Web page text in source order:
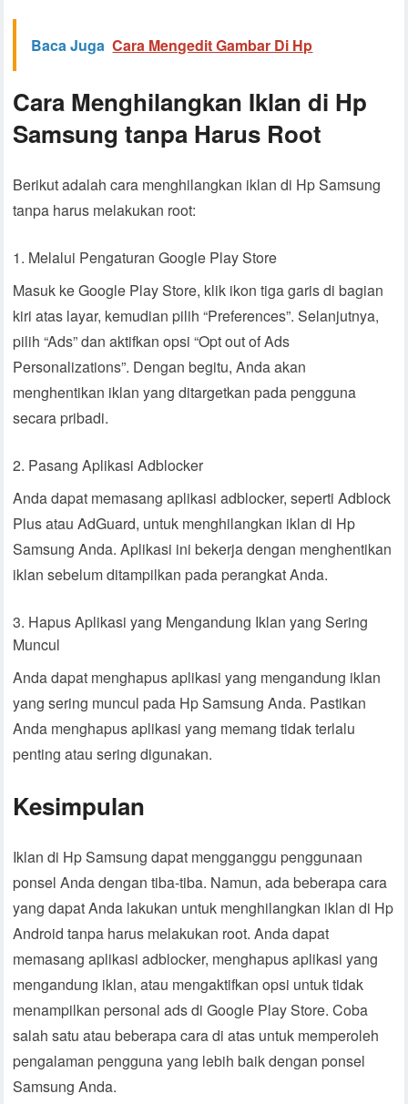
Baca Juga Cara Mengedit Gambar Di Hp
Cara Menghilangkan Iklan di Hp
Samsung tanpa Harus Root
Berikut adalah cara menghilangkan iklan di Hp Samsung
tanpa harus melakukan root:
Melalui Pengaturan Google Play Store
Masuk ke Google Play Store, klik ikon tiga garis di bagian
kiri atas layar, kemudian pilih “Preferences”. Selanjutnya,
pilih “Ads” dan aktifkan opsi “Opt out of Ads
Personalizations”. Dengan begitu, Anda akan
menghentikan iklan yang ditargetkan pada pengguna
secara pribadi.
Pasang Aplikasi Adblocker
Anda dapat memasang aplikasi adblocker, seperti Adblock
Plus atau AdGuard, untuk menghilangkan iklan di Hp
Samsung Anda. Aplikasi ini bekerja dengan menghentikan
iklan sebelum ditampilkan pada perangkat Anda.
Hapus Aplikasi yang Mengandung Iklan yang Sering
Muncul
Anda dapat menghapus aplikasi yang mengandung iklan
yang sering muncul pada Hp Samsung Anda. Pastikan
Anda menghapus aplikasi yang memang tidak terlalu
penting atau sering digunakan.
Kesimpulan
Iklan di Hp Samsung dapat mengganggu penggunaan
ponsel Anda dengan tiba-tiba. Namun, ada beberapa cara
yang dapat Anda lakukan untuk menghilangkan iklan di Hp
Android tanpa harus melakukan root. Anda dapat
memasang aplikasi adblocker, menghapus aplikasi yang
mengandung iklan, atau mengaktifkan opsi untuk tidak
menampilkan personal ads di Google Play Store. Coba
salah satu atau beberapa cara di atas untuk memperoleh
pengalaman pengguna yang lebih baik dengan ponsel
Samsung Anda.